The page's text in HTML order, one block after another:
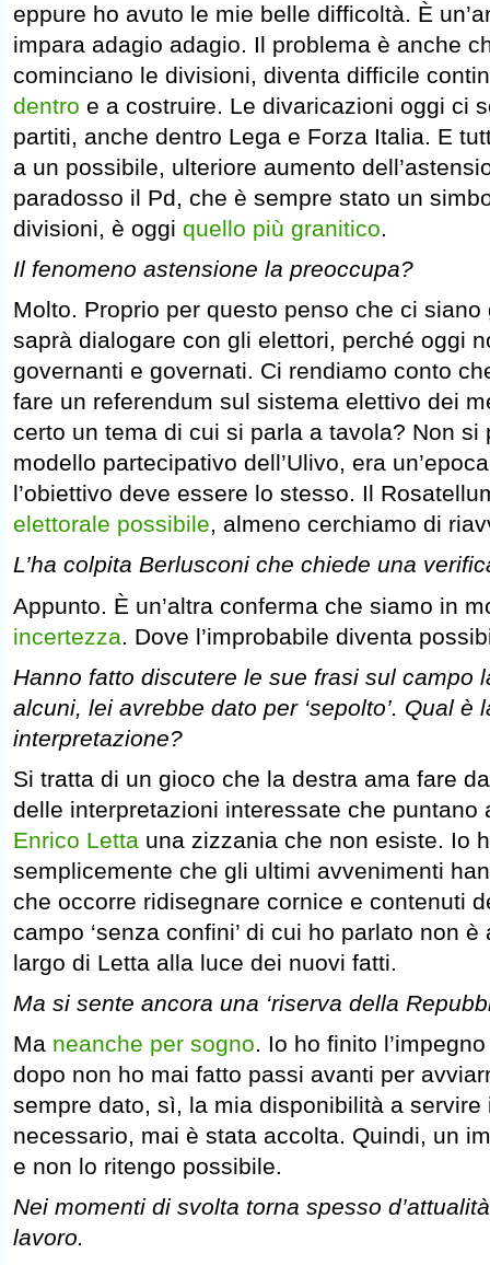
eppure ho avuto le mie belle difficoltà. È
impara adagio adagio. Il problema è anche
cominciano le divisioni, diventa difficile
dentro e a costruire. Le divaricazioni oggi ci
partiti, anche dentro Lega e Forza Italia. E
a un possibile, ulteriore aumento
paradosso il Pd, che è sempre stato un
divisioni, è oggi quello più granitico.
Il fenomeno astensione la preoccupa?
Molto. Proprio per questo penso che ci
saprà dialogare con gli elettori, perché oggi
governanti e governati. Ci rendiamo conto
fare un referendum sul sistema elettivo dei
certo un tema di cui si parla a tavola? Non si
modello partecipativo dell’Ulivo, era
l’obiettivo deve essere lo stesso. Il
elettorale possibile, almeno cerchiamo di
L’ha colpita Berlusconi che chiede una
Appunto. È un’altra conferma che siamo in
incertezza . Dove l’improbabile diventa
Hanno fatto discutere le sue frasi sul campo
alcuni, lei avrebbe dato per ‘sepolto’. Qual è
interpretazione?
Si tratta di un gioco che la destra ama fare
delle interpretazioni interessate che
Enrico Letta una zizzania che non esiste. Io
semplicemente che gli ultimi avvenimenti
che occorre ridisegnare cornice e contenuti
campo ‘senza confini’ di cui ho parlato non
largo di Letta alla luce dei nuovi fatti.
Ma si sente ancora una ‘riserva della
Ma neanche per sogno. Io ho finito
dopo non ho mai fatto passi avanti per
sempre dato, sì, la mia disponibilità a servire
necessario, mai è stata accolta. Quindi, un
e non lo ritengo possibile.
Nei momenti di svolta torna spesso
lavoro.